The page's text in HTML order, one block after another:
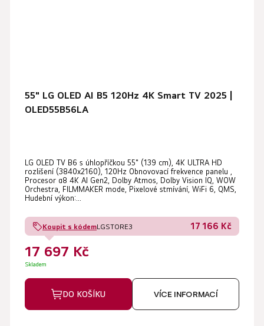
55" LG OLED AI B5 120Hz 4K Smart TV 2025 |
OLED55B56LA
hodnocení
produktu
je
5
hvězdiček.
LG OLED TV B6 s úhlopříčkou 55" (139 cm), 4K ULTRA HD
rozlišení (3840x2160), 120Hz Obnovovací frekvence panelu ,
Procesor α8 4K AI Gen2, Dolby Atmos, Dolby Vision IQ, WOW
Orchestra, FILMMAKER mode, Pixelové stmívání, WiFi 6, QMS,
Hudební výkon:...
Koupit s kódemLGSTORE3 17 166 Kč
17 697 Kč
Skladem
DO KOŠÍKU VÍCE INFORMACÍ